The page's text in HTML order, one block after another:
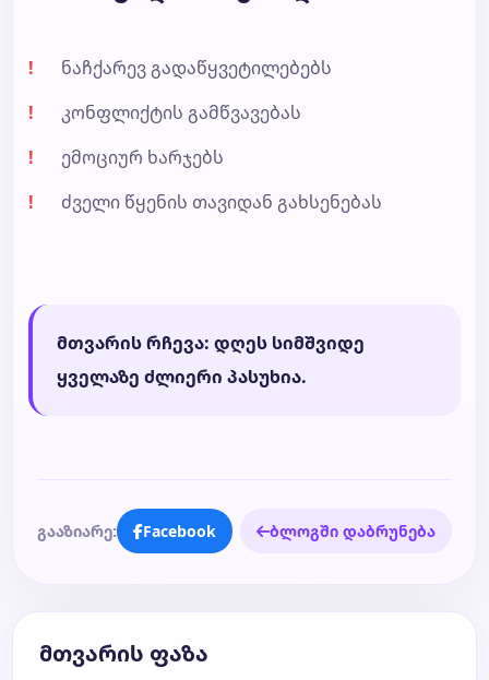
ნაჩქარევ გადაწყვეტილებებს
კონფლიქტის გამწვავებას
ემოციურ ხარჯებს
ძველი წყენის თავიდან გახსენებას
მთვარის რჩევა: დღეს სიმშვიდე
ყველაზე ძლიერი პასუხია.
გააზიარე: Facebook ბლოგში დაბრუნება
მთვარის ფაზა